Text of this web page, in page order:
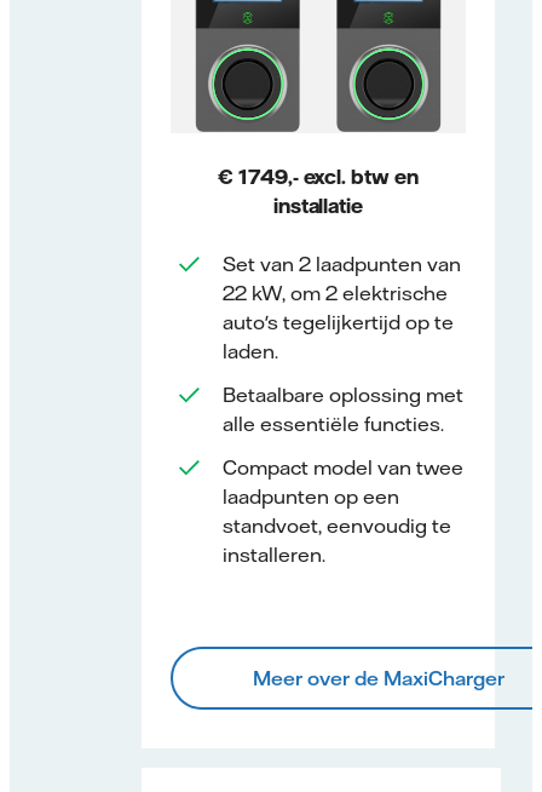
€ 1749,- excl. btw en
installatie
Set van 2 laadpunten van
22 kW, om 2 elektrische
auto's tegelijkertijd op te
laden.
Betaalbare oplossing met
alle essentiële functies.
Compact model van twee
laadpunten op een
standvoet, eenvoudig te
installeren.
Meer over de MaxiCharger